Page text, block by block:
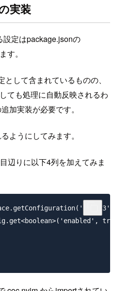
実装
設定はpackage.jsonの
す。
として含まれているものの、
ても処理に自動反映されるわ
加実装が必要です。
ようにしてみます。
辺りに以下4列を加えてみま